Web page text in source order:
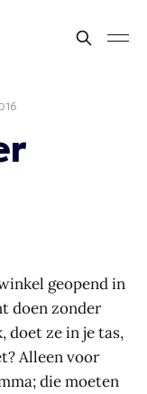
geopend in
doen zonder
doet ze in je tas,
Alleen voor
die moeten